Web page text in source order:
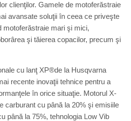
clienţilor. Gamele de motoferăstraie
avansate soluţii în ceea ce priveşte
motoferăstraie mari şi mici,
şi tăierea copacilor, precum şi
cu lanţ XP®de la Husqvarna
recente inovaţii tehnice pentru a
în orice situaţie. Motorul X-
carburant cu până la 20% şi emisiile
până la 75%, tehnologia Low Vib